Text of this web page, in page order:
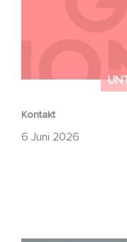
Kontakt
6 Juni 2026